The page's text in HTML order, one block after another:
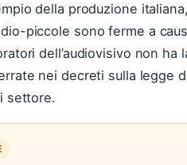
della produzione
piccole sono ferme a
dell’audiovisivo non
nei decreti sulla legge
settore.